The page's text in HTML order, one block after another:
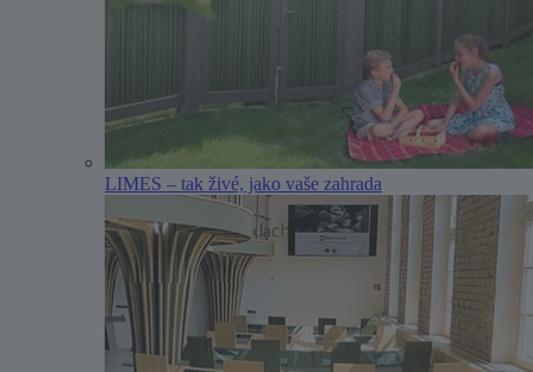
LIMES – tak živé, jako vaše zahrada